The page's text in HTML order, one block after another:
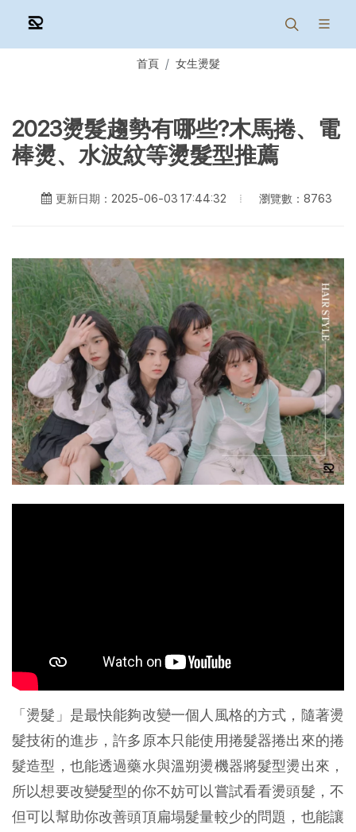
首頁 女生燙髮
2023燙髮趨勢有哪些?木馬捲、電
棒燙、水波紋等燙髮型推薦
更新日期：2025-06-03 17:44:32 瀏覽數：8763
「燙髮」是最快能夠改變一個人風格的方式，隨著燙
髮技術的進步，許多原本只能使用捲髮器捲出來的捲
髮造型，也能透過藥水與溫朔燙機器將髮型燙出來，
所以想要改變髮型的你不妨可以嘗試看看燙頭髮，不
但可以幫助你改善頭頂扁塌髮量較少的問題，也能讓